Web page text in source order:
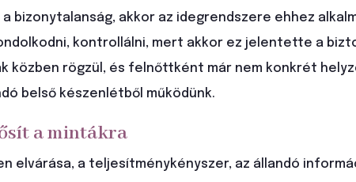
bizonytalanság, akkor az idegrendszere ehhez
kontrollálni, mert akkor ez jelentette a
közben rögzül, és felnőttként már nem konkrét
belső készenlétből működünk.
a mintákra
elvárása, a teljesítménykényszer, az állandó